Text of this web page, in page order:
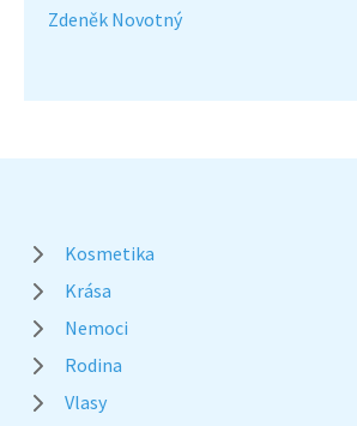
Zdeněk Novotný
Kosmetika
Krása
Nemoci
Rodina
Vlasy